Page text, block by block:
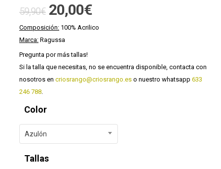
59,90€ El
precio
original
era:
59,90€.
20,00€El
precio
20,00€.
Composición: 100% Acrilico
Marca: Ragussa
Pregunta por más tallas!
Si la talla que necesitas, no se encuentra disponible, contacta con
nosotros en criosrango@criosrango.es o nuestro whatsapp 633
246 788.
Color
Azulón
Tallas